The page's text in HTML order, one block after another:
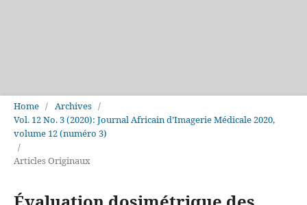
Home / Archives /
Vol. 12 No. 3 (2020): Journal Africain d’Imagerie Médicale 2020,
volume 12 (numéro 3)
/
Articles Originaux